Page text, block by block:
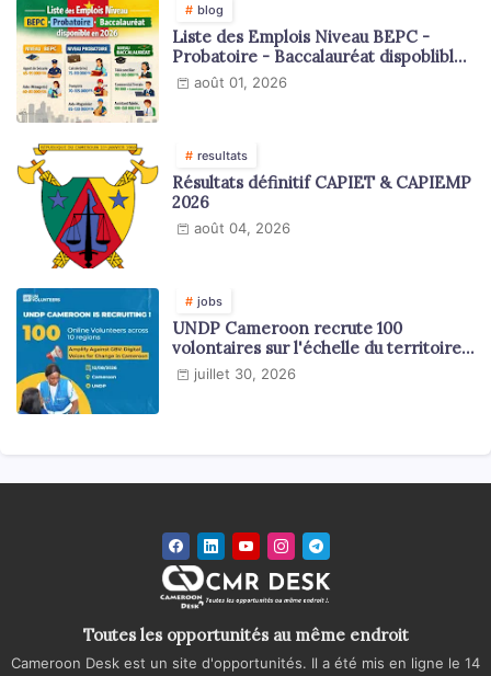
blog
Liste des Emplois Niveau BEPC -
Probatoire - Baccalauréat dispoblible
en 2026
août 01, 2026
resultats
Résultats définitif CAPIET & CAPIEMP
2026
août 04, 2026
jobs
UNDP Cameroon recrute 100
volontaires sur l'échelle du territoire
national
juillet 30, 2026
Toutes les opportunités au même endroit
Cameroon Desk est un site d'opportunités. Il a été mis en ligne le 14